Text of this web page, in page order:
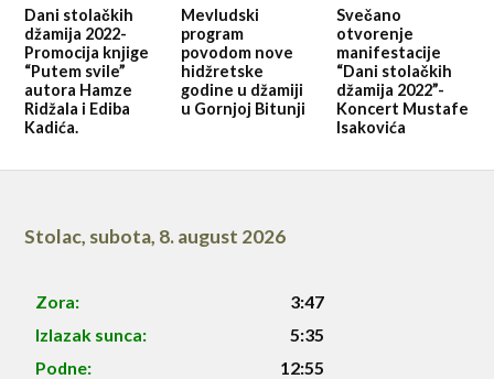
Dani stolačkih
džamija 2022-
Promocija knjige
“Putem svile”
autora Hamze
Ridžala i Ediba
Kadića.
Mevludski
program
povodom nove
hidžretske
godine u džamiji
u Gornjoj Bitunji
Svečano
otvorenje
manifestacije
“Dani stolačkih
džamija 2022”-
Koncert Mustafe
Isakovića
Stolac, subota, 8. august 2026
Zora:
3:47
Izlazak sunca:
5:35
Podne:
12:55